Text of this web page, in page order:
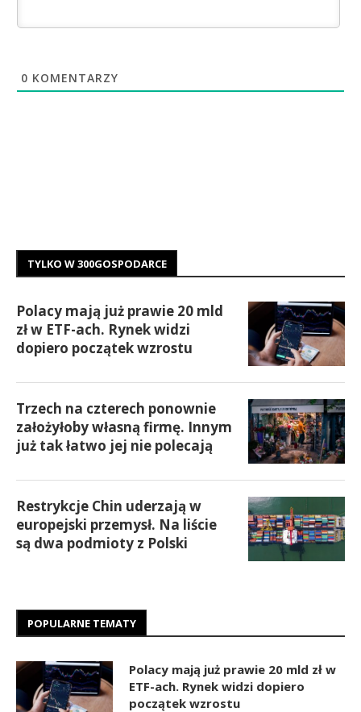
0 KOMENTARZY
TYLKO W 300GOSPODARCE
Polacy mają już prawie 20 mld
zł w ETF-ach. Rynek widzi
dopiero początek wzrostu
Trzech na czterech ponownie
założyłoby własną firmę. Innym
już tak łatwo jej nie polecają
Restrykcje Chin uderzają w
europejski przemysł. Na liście
są dwa podmioty z Polski
POPULARNE TEMATY
Polacy mają już prawie 20 mld zł w
ETF-ach. Rynek widzi dopiero
początek wzrostu